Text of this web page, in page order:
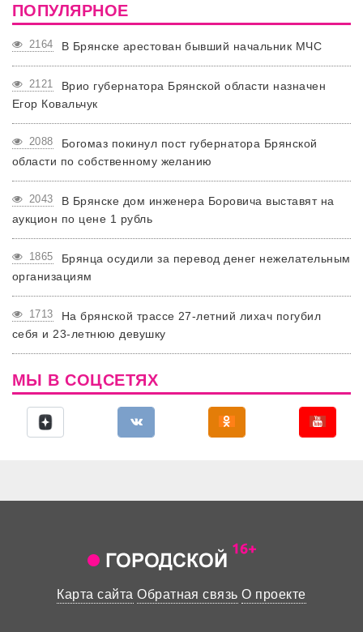
ПОПУЛЯРНОЕ
2164 В Брянске арестован бывший начальник МЧС
2121
Врио губернатора Брянской области назначен
Егор Ковальчук
2088
Богомаз покинул пост губернатора Брянской
области по собственному желанию
2043
В Брянске дом инженера Боровича выставят на
аукцион по цене 1 рубль
1865
Брянца осудили за перевод денег нежелательным
организациям
1713
На брянской трассе 27-летний лихач погубил
себя и 23-летнюю девушку
МЫ В СОЦСЕТЯХ
Карта сайта Обратная связь О проекте